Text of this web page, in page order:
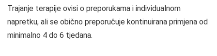
Trajanje terapije ovisi o preporukama i individualnom
napretku, ali se obično preporučuje kontinuirana primjena od
minimalno 4 do 6 tjedana.